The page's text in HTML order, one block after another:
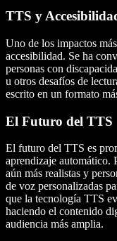
TTS y
Uno de los impactos
accesibilidad. Se ha
personas con
u otros desafíos de
escrito en un formato
El Futuro del TTS
El futuro del TTS es
aprendizaje automático.
aún más realistas y
de voz personalizadas
que la tecnología TTS
haciendo el contenido
audiencia más amplia.